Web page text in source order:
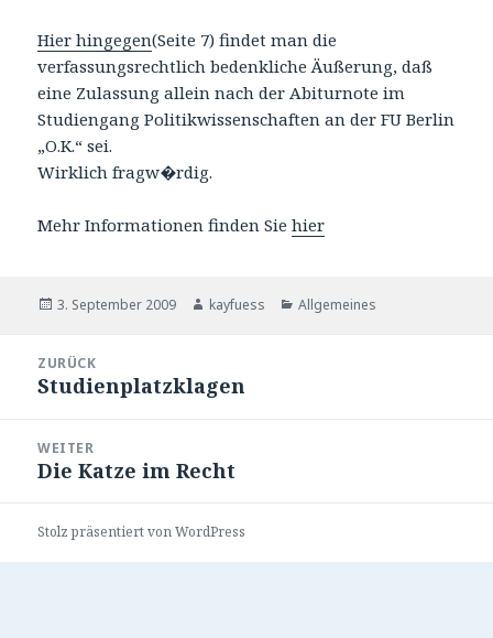
Hier hingegen(Seite 7) findet man die
verfassungsrechtlich bedenkliche Äußerung, daß
eine Zulassung allein nach der Abiturnote im
Studiengang Politikwissenschaften an der FU Berlin
„O.K.“ sei.
Wirklich fragw�rdig.
Mehr Informationen finden Siehier
Veröffentlicht
3. September 2009 Autor
kayfuess Kategorien
Allgemeines
ZURÜCK
Vorheriger
Studienplatzklagen
WEITER
Nächster
Die Katze im Recht
Stolz präsentiert von WordPress